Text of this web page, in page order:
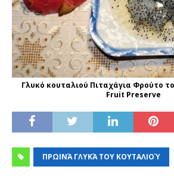
Γλυκό κουταλιού Πιταχάγια Φρούτο
Fruit Preserve
ΠΡΩΙΝΆ ΓΛΥΚΆ ΤΟΥ ΚΟΥΤΑΛΙΟΎ